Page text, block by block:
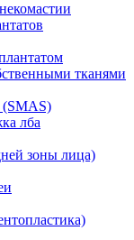
тканями
(SMAS)
лба
зоны лица)